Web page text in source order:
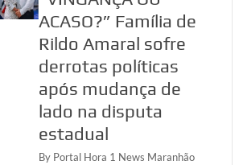
ACASO?” Família de
Rildo Amaral sofre
derrotas políticas
após mudança de
lado na disputa
estadual
By Portal Hora 1 News Maranhão